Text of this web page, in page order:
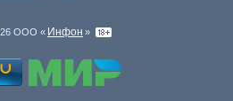
ООО « Инфон »